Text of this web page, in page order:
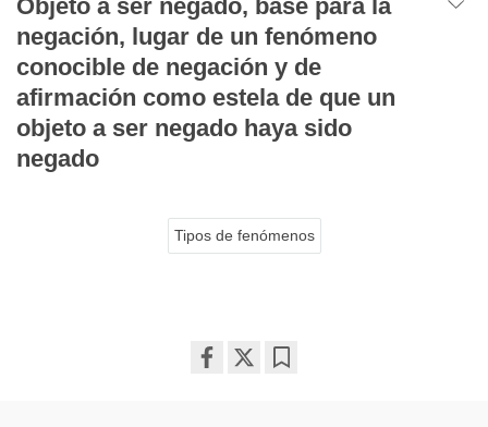
Objeto a ser negado, base para la
negación, lugar de un fenómeno
conocible de negación y de
afirmación como estela de que un
objeto a ser negado haya sido
negado
Tipos de fenómenos